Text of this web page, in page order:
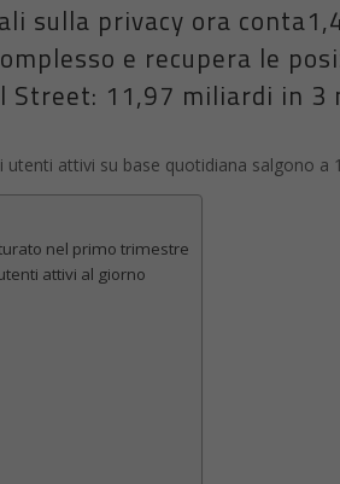
sulla privacy ora
e recupera le
11,97 miliardi in 3
utenti attivi su base quotidiana salgono a
nel primo trimestre
attivi al giorno